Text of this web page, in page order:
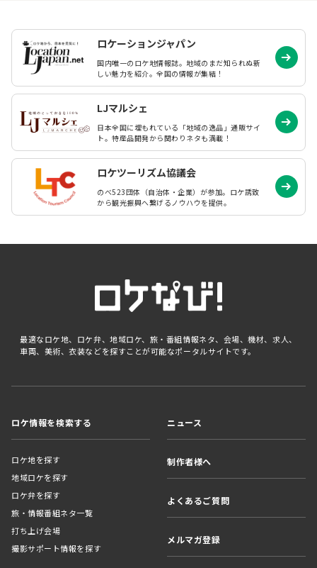
ロケーションジャパン
国内唯一のロケ地情報誌。地域のまだ知られぬ新
しい魅力を紹介。全国の情報が集結！
LJマルシェ
日本全国に埋もれている「地域の逸品」通販サイ
ト。特産品開発から関わりネタも満載！
ロケツーリズム協議会
のべ523団体（自治体・企業）が参加。ロケ誘致
から観光振興へ繋げるノウハウを提供。
最適なロケ地、ロケ弁、地域ロケ、旅・番組情報ネタ、会場、機材、求人、
車両、美術、衣装などを探すことが可能なポータルサイトです。
ロケ情報を検索する
ロケ地を探す
地域ロケを探す
ロケ弁を探す
旅・情報番組ネタ一覧
打ち上げ会場
撮影サポート情報を探す
ニュース
制作者様へ
よくあるご質問
メルマガ登録